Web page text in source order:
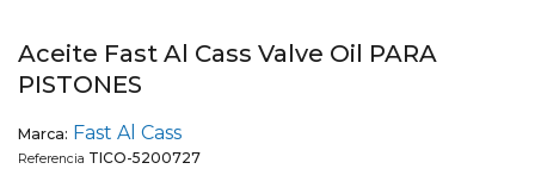
Aceite Fast Al Cass Valve Oil PARA
PISTONES
Marca: Fast Al Cass
Referencia TICO-5200727